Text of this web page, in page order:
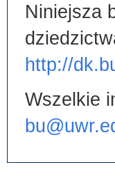
Niniejsza
http://
Wszelkie